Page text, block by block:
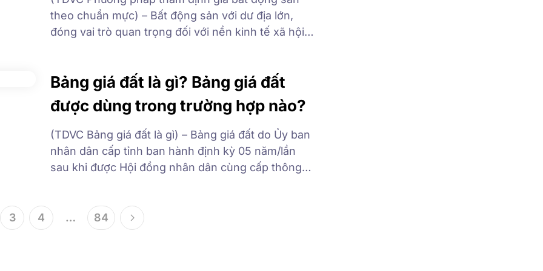
theo chuẩn mực) – Bất động sản với dư địa lớn,
đóng vai trò quan trọng đối với nền kinh tế xã hội,
kinh tế đất […]
Bảng giá đất là gì? Bảng giá đất
được dùng trong trường hợp nào?
(TDVC Bảng giá đất là gì) – Bảng giá đất do Ủy ban
nhân dân cấp tỉnh ban hành định kỳ 05 năm/lần
sau khi được Hội đồng nhân dân cùng cấp thông
3
4 … 84